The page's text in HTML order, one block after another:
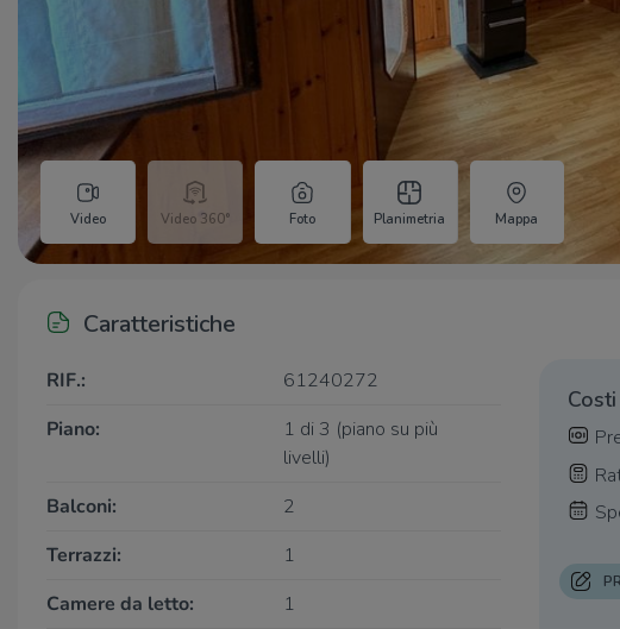
Video Video 360° Foto Planimetria Mappa
Caratteristiche
RIF.:
61240272
Piano:
1 di 3 (piano su più
livelli)
Balconi:
2
Terrazzi:
1
Camere da letto:
1
Costi